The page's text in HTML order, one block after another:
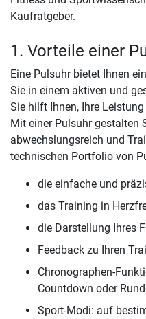
Kaufratgeber.
1. Vorteile einer
Eine Pulsuhr bietet Ihnen
Sie in einem aktiven und
Sie hilft Ihnen, Ihre
Mit einer Pulsuhr gestalten
abwechslungsreich und
technischen Portfolio von
die einfache und
das Training in
die Darstellung Ihres
Feedback zu Ihren
Chronographen-
Countdown oder
Sport-Modi: auf